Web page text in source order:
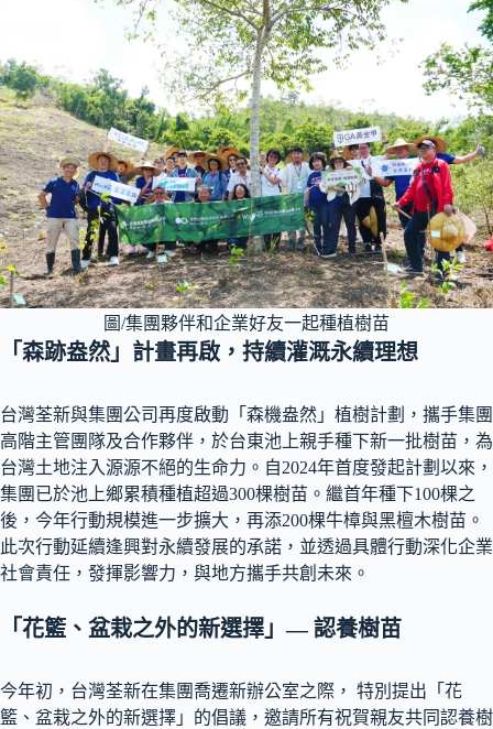
圖/集團夥伴和企業好友一起種植樹苗
「森跡盎然」計畫再啟，持續灌溉永續理想
台灣荃新與集團公司再度啟動「森機盎然」植樹計劃，攜手集團
高階主管團隊及合作夥伴，於台東池上親手種下新一批樹苗，為
台灣土地注入源源不絕的生命力。自2024年首度發起計劃以來，
集團已於池上鄉累積種植超過300棵樹苗。繼首年種下100棵之
後，今年行動規模進一步擴大，再添200棵牛樟與黑檀木樹苗。
此次行動延續逢興對永續發展的承諾，並透過具體行動深化企業
社會責任，發揮影響力，與地方攜手共創未來。
「花籃、盆栽之外的新選擇」— 認養樹苗
今年初，台灣荃新在集團喬遷新辦公室之際， 特別提出「花
籃、盆栽之外的新選擇」的倡議，邀請所有祝賀親友共同認養樹